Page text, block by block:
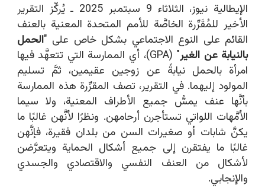
الإيطالية نيوز، الثلاثاء 9 سبتمبر 2025 ـ يُركِّز التقرير
الأخير للمُقَرِّرة الخاصَّة للأمم المتحدة المعنية بالعنف
القائم على النوع الاجتماعي بشكل خاص على "الحمل
بالنيابة عن الغير
" (GPA)، أي الممارسة التي تتعهَّد فيها
امرأة بالحمل نيابةً عن زوجين عقيمين، ثمَّ تسليم
المولود إليهما. في التقرير، تصف المقرِّرة هذه الممارسة
بأنَّها عنف يمسُّ جميع الأطراف المعنية، ولا سيما
الأمَّهات اللواتي تستأجرن أرحامهن. ونظرًا لأنَّهن غالبًا ما
يكنَّ شابات أو صغيرات السن من بلدان فقيرة، فإنَّهن
غالبًا ما يفتقرن إلى جميع أشكال الحماية ويتعرَّضن
لأشكال من العنف النفسي والاقتصادي والجسدي
والإنجابي.